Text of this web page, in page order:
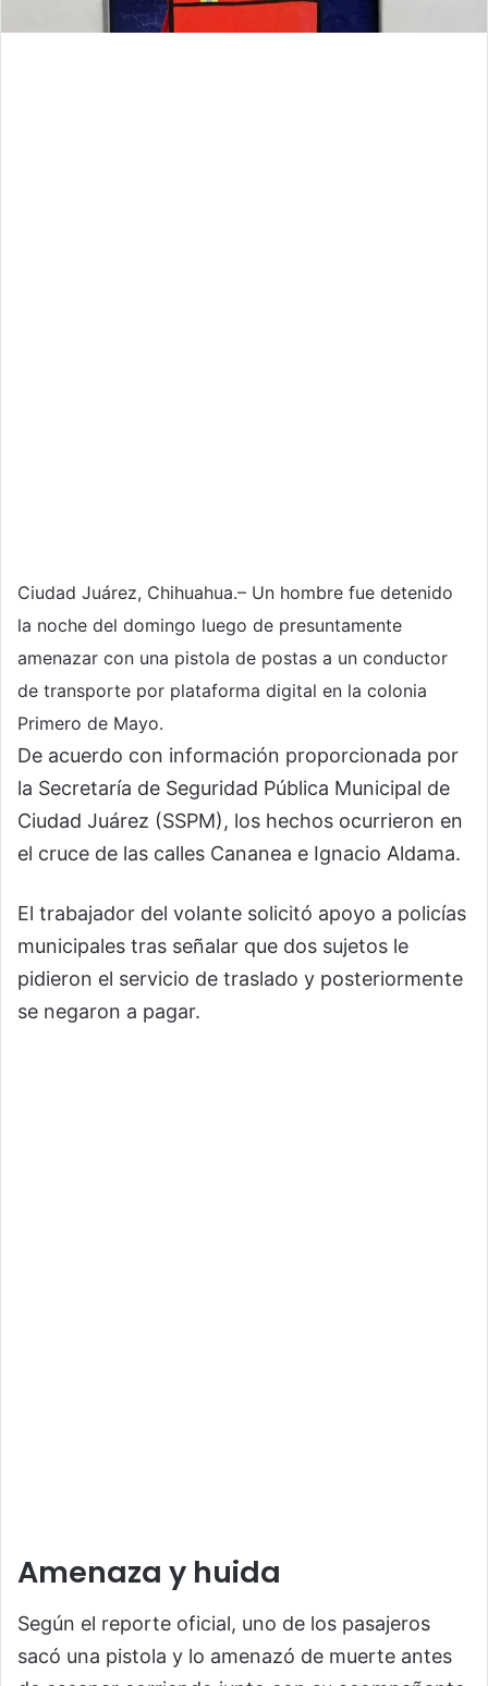
Ciudad Juárez, Chihuahua.– Un hombre fue detenido
la noche del domingo luego de presuntamente
amenazar con una pistola de postas a un conductor
de transporte por plataforma digital en la colonia
Primero de Mayo.
De acuerdo con información proporcionada por
la Secretaría de Seguridad Pública Municipal de
Ciudad Juárez (SSPM), los hechos ocurrieron en
el cruce de las calles Cananea e Ignacio Aldama.
El trabajador del volante solicitó apoyo a policías
municipales tras señalar que dos sujetos le
pidieron el servicio de traslado y posteriormente
se negaron a pagar.
Amenaza y huida
Según el reporte oficial, uno de los pasajeros
sacó una pistola y lo amenazó de muerte antes